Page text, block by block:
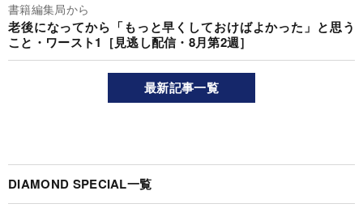
書籍編集局から
老後になってから「もっと早くしておけばよかった」と思う
こと・ワースト1［見逃し配信・8月第2週］
最新記事一覧
DIAMOND SPECIAL一覧